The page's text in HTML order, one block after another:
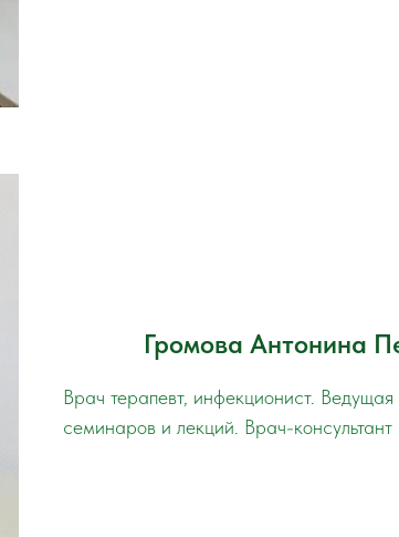
Громова Антонина
Врач терапевт, инфекционист. Ведущая
семинаров и лекций. Врач-консультант